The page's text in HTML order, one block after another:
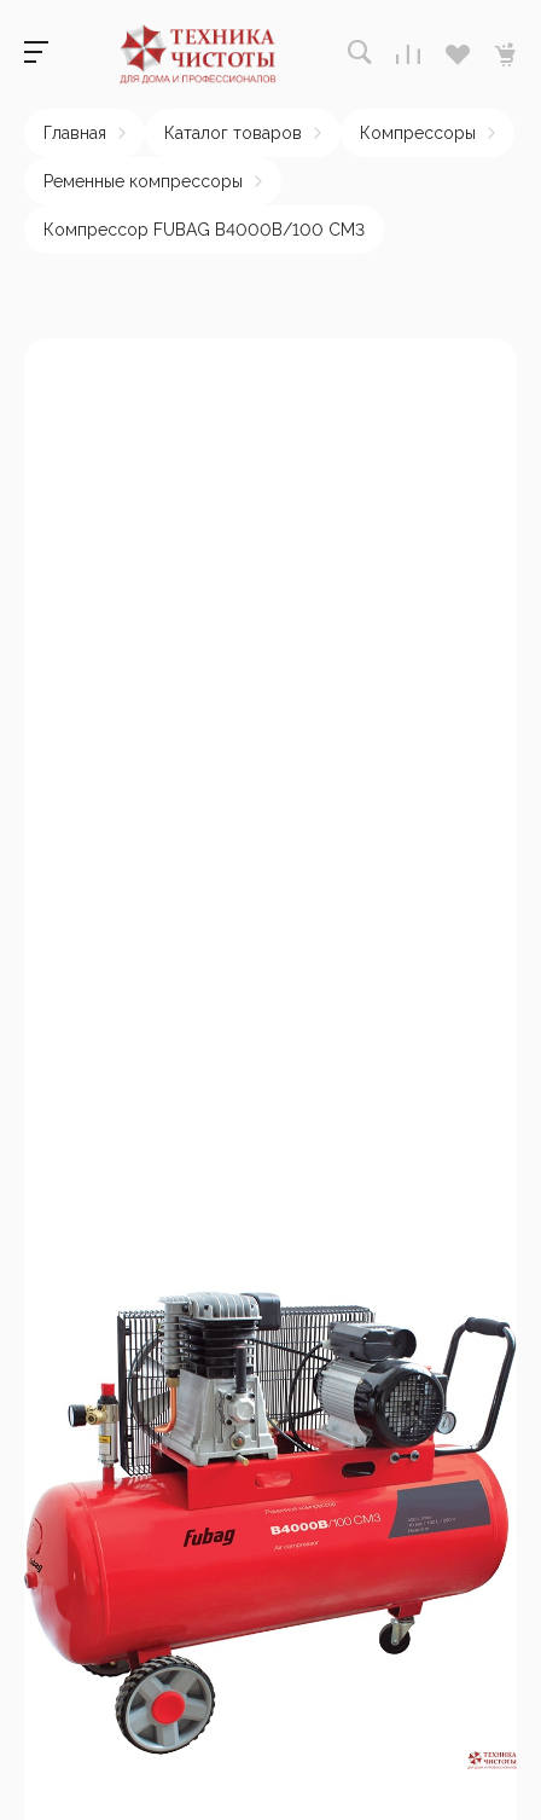
Главная Каталог товаров Компрессоры
Ременные компрессоры
Компрессор FUBAG B4000B/100 СМ3